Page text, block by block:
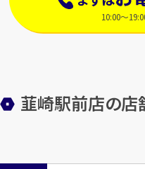
10:00～
韮崎駅前店の店